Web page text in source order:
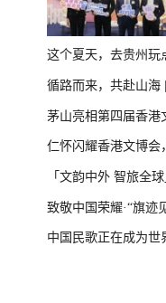
这个夏天，去贵州玩
循路而来，共赴山海
茅山亮相第四届香港
播新表达
仁怀闪耀香港文博会
「文韵中外 智旅全
致敬中国荣耀·“旗迹
中国民歌正在成为世